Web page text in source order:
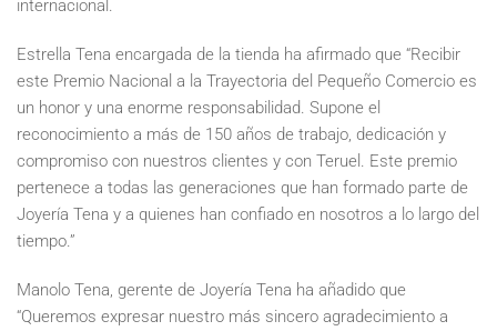
internacional.
Estrella Tena encargada de la tienda ha afirmado que “Recibir
este Premio Nacional a la Trayectoria del Pequeño Comercio es
un honor y una enorme responsabilidad. Supone el
reconocimiento a más de 150 años de trabajo, dedicación y
compromiso con nuestros clientes y con Teruel. Este premio
pertenece a todas las generaciones que han formado parte de
Joyería Tena y a quienes han confiado en nosotros a lo largo del
tiempo.”
Manolo Tena, gerente de Joyería Tena ha añadido que
“Queremos expresar nuestro más sincero agradecimiento a